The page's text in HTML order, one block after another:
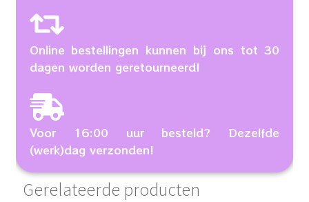
Online bestellingen kunnen bij ons tot 30
dagen worden geretourneerd!
Voor 16:00 uur besteld? Dezelfde
(werk)dag verzonden!
Gerelateerde producten